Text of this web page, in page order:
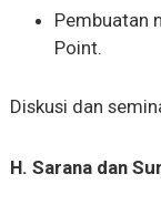
Pembuatan
Point.
Diskusi dan
H. Sarana dan